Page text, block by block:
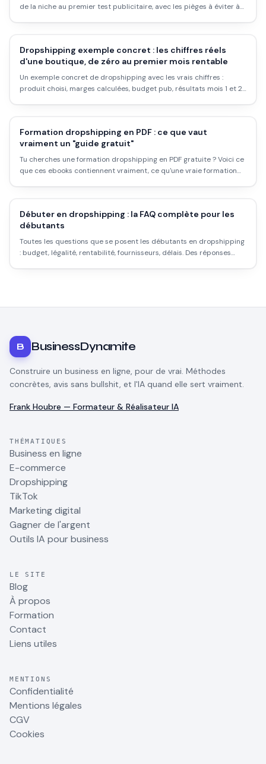
de la niche au premier test publicitaire, avec les pièges à éviter à
Dropshipping exemple concret : les chiffres réels
d'une boutique, de zéro au premier mois rentable
Un exemple concret de dropshipping avec les vrais chiffres :
produit choisi, marges calculées, budget pub, résultats mois 1 et 2,
Formation dropshipping en PDF : ce que vaut
vraiment un "guide gratuit"
Tu cherches une formation dropshipping en PDF gratuite ? Voici ce
que ces ebooks contiennent vraiment, ce qu'une vraie formation
Débuter en dropshipping : la FAQ complète pour les
débutants
Toutes les questions que se posent les débutants en dropshipping
: budget, légalité, rentabilité, fournisseurs, délais. Des réponses
B BusinessDynamite
Construire un business en ligne, pour de vrai. Méthodes
concrètes, avis sans bullshit, et l'IA quand elle sert vraiment.
Frank Houbre — Formateur & Réalisateur IA
THÉMATIQUES
Business en ligne
E-commerce
Dropshipping
TikTok
Marketing digital
Gagner de l'argent
Outils IA pour business
LE SITE
Blog
À propos
Formation
Contact
Liens utiles
MENTIONS
Confidentialité
Mentions légales
CGV
Cookies